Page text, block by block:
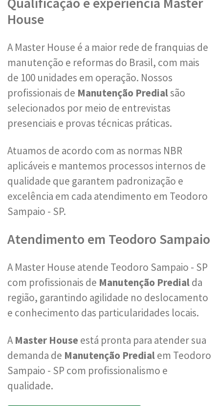
House
A Master House é a maior rede de franquias de
manutenção e reformas do Brasil, com mais
de 100 unidades em operação. Nossos
profissionais de Manutenção Predialsão
selecionados por meio de entrevistas
presenciais e provas técnicas práticas.
Atuamos de acordo com as normas NBR
aplicáveis e mantemos processos internos de
qualidade que garantem padronização e
excelência em cada atendimento em Teodoro
Sampaio - SP.
Atendimento em Teodoro Sampaio
A Master House atende Teodoro Sampaio - SP
com profissionais de Manutenção Predialda
região, garantindo agilidade no deslocamento
e conhecimento das particularidades locais.
AMaster House está pronta para atender sua
demanda de Manutenção Predialem Teodoro
Sampaio - SP com profissionalismo e
qualidade.